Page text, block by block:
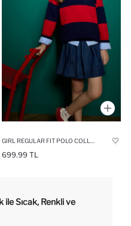
699.99 TL
ile Sıcak, Renkli ve